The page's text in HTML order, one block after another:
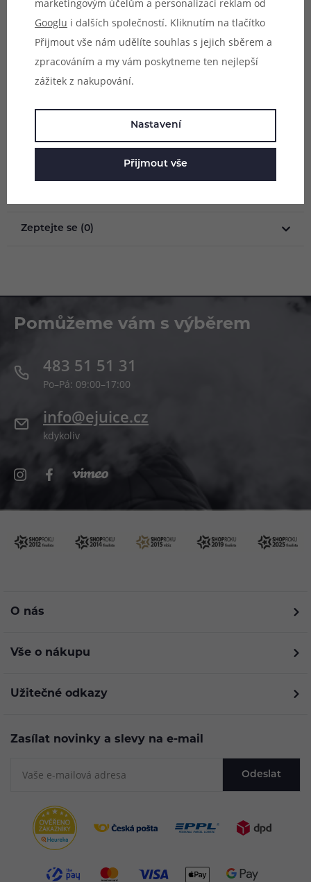
- 1,0Ω (MTL vaping, doporučený výkon 11-13W, duální
spirálka)
Objem:2ml
1x cartridge Kumiho Model V
Zeptejte se (0)
Pomůžeme vám s výběrem
483 51 51 31
Po–Pá: 09:00–17:00
info@ejuice.cz
kdykoliv
O nás
Vše o nákupu
Užitečné odkazy
Zasílat novinky a slevy na e-mail
Odeslat
marketingovým účelům a personalizaci reklam od
Googlu i dalších společností. Kliknutím na tlačítko
Přijmout vše nám udělíte souhlas s jejich sběrem a
zpracováním a my vám poskytneme ten nejlepší
zážitek z nakupování.
Nastavení
Přijmout vše